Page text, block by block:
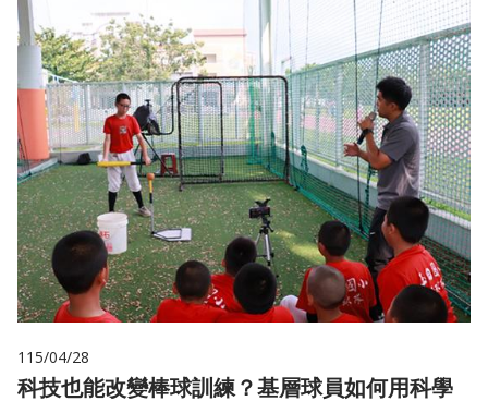
115/04/28
科技也能改變棒球訓練？基層球員如何用科學